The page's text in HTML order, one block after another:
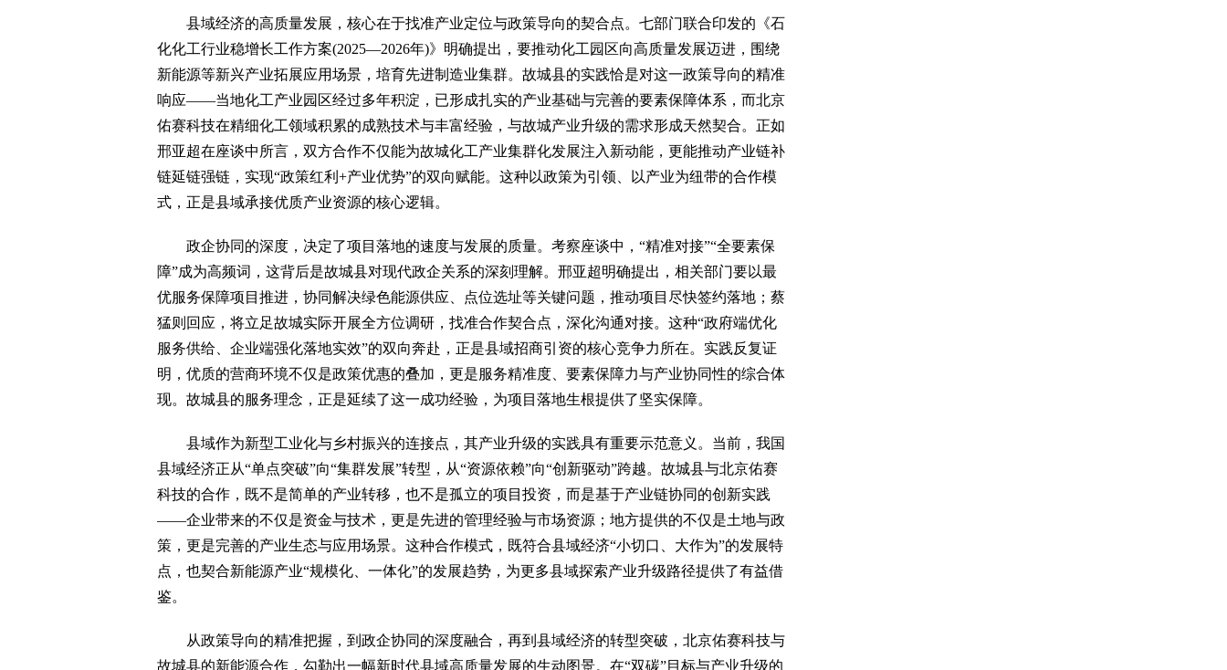
县域经济的高质量发展，核心在于找准产业定位与政策导向的契合点。七部门联合印发的《石
化化工行业稳增长工作方案(2025—2026年)》明确提出，要推动化工园区向高质量发展迈进，围绕
新能源等新兴产业拓展应用场景，培育先进制造业集群。故城县的实践恰是对这一政策导向的精准
响应——当地化工产业园区经过多年积淀，已形成扎实的产业基础与完善的要素保障体系，而北京
佑赛科技在精细化工领域积累的成熟技术与丰富经验，与故城产业升级的需求形成天然契合。正如
邢亚超在座谈中所言，双方合作不仅能为故城化工产业集群化发展注入新动能，更能推动产业链补
链延链强链，实现“政策红利+产业优势”的双向赋能。这种以政策为引领、以产业为纽带的合作模
式，正是县域承接优质产业资源的核心逻辑。
政企协同的深度，决定了项目落地的速度与发展的质量。考察座谈中，“精准对接”“全要素保
障”成为高频词，这背后是故城县对现代政企关系的深刻理解。邢亚超明确提出，相关部门要以最
优服务保障项目推进，协同解决绿色能源供应、点位选址等关键问题，推动项目尽快签约落地；蔡
猛则回应，将立足故城实际开展全方位调研，找准合作契合点，深化沟通对接。这种“政府端优化
服务供给、企业端强化落地实效”的双向奔赴，正是县域招商引资的核心竞争力所在。实践反复证
明，优质的营商环境不仅是政策优惠的叠加，更是服务精准度、要素保障力与产业协同性的综合体
现。故城县的服务理念，正是延续了这一成功经验，为项目落地生根提供了坚实保障。
县域作为新型工业化与乡村振兴的连接点，其产业升级的实践具有重要示范意义。当前，我国
县域经济正从“单点突破”向“集群发展”转型，从“资源依赖”向“创新驱动”跨越。故城县与北京佑赛
科技的合作，既不是简单的产业转移，也不是孤立的项目投资，而是基于产业链协同的创新实践
——企业带来的不仅是资金与技术，更是先进的管理经验与市场资源；地方提供的不仅是土地与政
策，更是完善的产业生态与应用场景。这种合作模式，既符合县域经济“小切口、大作为”的发展特
点，也契合新能源产业“规模化、一体化”的发展趋势，为更多县域探索产业升级路径提供了有益借
鉴。
从政策导向的精准把握，到政企协同的深度融合，再到县域经济的转型突破，北京佑赛科技与
故城县的新能源合作，勾勒出一幅新时代县域高质量发展的生动图景。在“双碳”目标与产业升级的